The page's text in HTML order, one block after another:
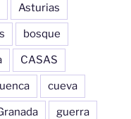
Asturias
bosque
CASAS
cueva
guerra